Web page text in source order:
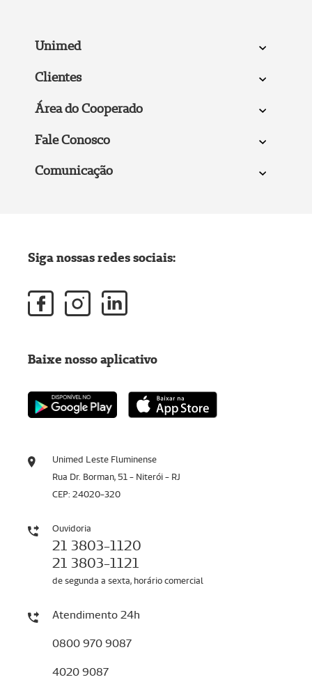
Unimed
Clientes
Área do Cooperado
Fale Conosco
Comunicação
Unimed Leste Fluminense
Rua Dr. Borman, 51 - Niterói - RJ
CEP: 24020-320
Ouvidoria
21 3803-1120
21 3803-1121
de segunda a sexta, horário comercial
Atendimento 24h
0800 970 9087
4020 9087
Siga nossas redes sociais:
Baixe nosso aplicativo